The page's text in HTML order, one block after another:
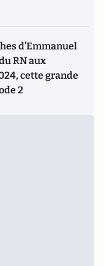
d’Emmanuel
RN aux
cette grande
2